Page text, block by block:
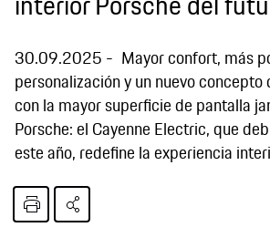
30.09.2025
Mayor confort, más
personalización y un nuevo
con la mayor superficie de pantalla
Porsche: el Cayenne Electric, que
este año, redefine la experiencia